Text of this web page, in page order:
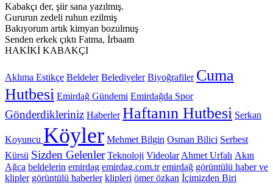
Kabakçı der, şiir sana yazılmış.
Gururun zedeli ruhun ezilmiş
Bakıyorum artık kimyan bozulmuş
Senden erkek çıktı Fatma, İrbaam
HAKİKİ KABAKÇI
Aklıma Estikçe Beldeler Belediyeler Biyoğrafiler Cuma
Hutbesi Emirdağ Gündemi Emirdağda Spor
Gönderdikleriniz Haberler Haftanın Hutbesi Serkan
Koyuncu Köyler Mehmet Bilgin Osman Bilici Serbest
Kürsü Sizden Gelenler Teknoloji Videolar Ahmet Urfalı Akın
Ağca beldelerin emirdag emirdag.com.tr emirdağ görüntülü haber ve
klipler görüntülü haberler klipleri ömer özkan İçimizden Biri